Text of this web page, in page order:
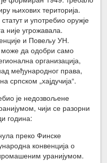
њихових територија.
и употребио оружје
није угрожавала.
и Повељу УН.
може да одобри само
организација,
међународног права,
српском „хајдучија“.
је недозвољене
чији се разорни
година:
преко Финске
конвенција о
уранијумом.